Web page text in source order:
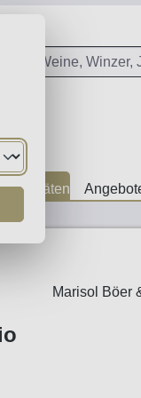
Marisol Böer